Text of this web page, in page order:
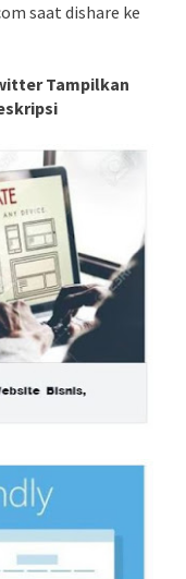
saat dishare ke
Tampilkan